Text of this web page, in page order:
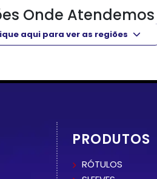
Onde Atendemos
aqui para ver as regiões
PRODUTOS
RÓTULOS